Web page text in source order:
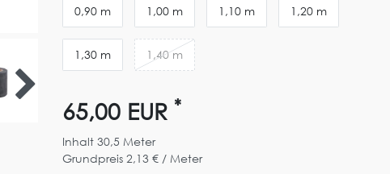
0,90 m 1,00 m 1,10 m 1,20 m
1,30 m 1,40 m
65,00 EUR *
Inhalt 30,5 Meter
Grundpreis 2,13 € / Meter